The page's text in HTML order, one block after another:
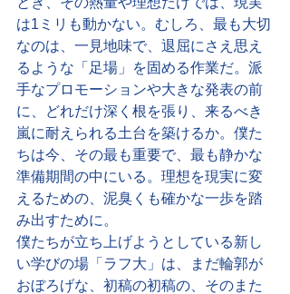
は1ミリも動かない。むしろ、最も大切
なのは、一見地味で、退屈にさえ思え
るような「足場」を固める作業だ。派
手なプロモーションや大きな発表の前
に、どれだけ深く根を張り、来るべき
嵐に耐えられる土台を築けるか。僕た
ちは今、その最も重要で、最も静かな
準備期間の中にいる。理想を現実に変
えるための、泥臭くも確かな一歩を踏
み出すために。
僕たちが立ち上げようとしている新し
い学びの場「ラフ大」は、まだ輪郭が
おぼろげな、初稿の初稿の、そのまた